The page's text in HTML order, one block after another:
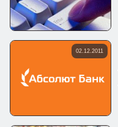
02.12.2011